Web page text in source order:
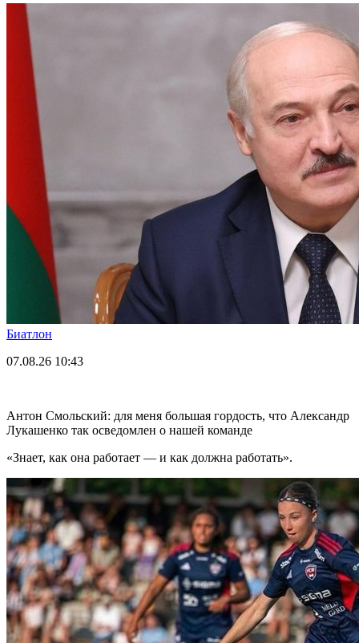
Биатлон
07.08.26 10:43
Антон Смольский: для меня большая гордость, что Александр
Лукашенко так осведомлен о нашей команде
«Знает, как она работает — и как должна работать».